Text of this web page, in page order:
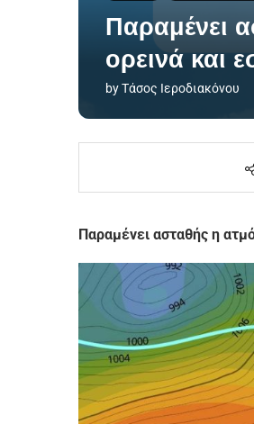
Παραμένει
ορεινά και
byΤάσος Ιεροδιακόνου
Παραμένει ασταθής η